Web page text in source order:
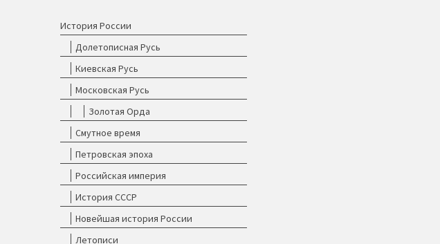
История России
Долетописная Русь
Киевская Русь
Московская Русь
Золотая Орда
Смутное время
Петровская эпоха
Российская империя
История СССР
Новейшая история России
Летописи